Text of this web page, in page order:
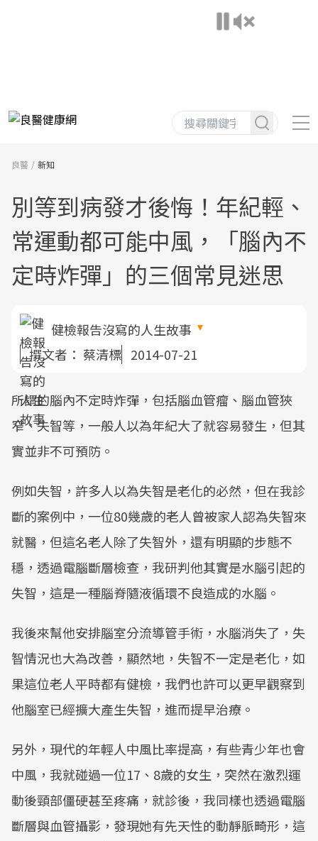
良醫 新知
別等到病發才後悔！年紀輕、
常運動都可能中風，「腦內不
定時炸彈」的三個常見迷思
健檢報告沒寫的人生故事
撰文者： 蔡清標 2014-07-21
所謂的腦內不定時炸彈，包括腦血管瘤、腦血管狹
窄、失智等，一般人以為年紀大了就容易發生，但其
實並非不可預防。
例如失智，許多人以為失智是老化的必然，但在我診
斷的案例中，一位80幾歲的老人曾被家人認為失智來
就醫，但這名老人除了失智外，還有明顯的步態不
穩，透過電腦斷層檢查，我研判他其實是水腦引起的
失智，這是一種腦脊隨液循環不良造成的水腦。
我後來幫他安排腦室分流導管手術，水腦消失了，失
智情況也大為改善，顯然地，失智不一定是老化，如
果這位老人平時都有健檢，我們也許可以更早觀察到
他腦室已經擴大產生失智，進而提早治療。
另外，現代的年輕人中風比率提高，有些青少年也會
中風，我就碰過一位17、8歲的女生，突然在激烈運
動後頸部僵硬甚至疼痛，就診後，我同樣也透過電腦
斷層與血管攝影，發現她有先天性的動靜脈畸形，這